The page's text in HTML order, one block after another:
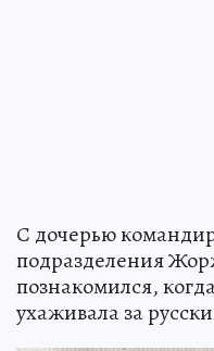
С дочерью
подразделения
познакомился,
ухаживала за